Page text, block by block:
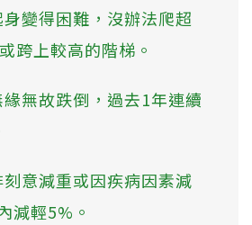
變得困難，沒辦法爬超
跨上較高的階梯。
無故跌倒，過去1年連續
意減重或因疾病因素減
減輕5%。